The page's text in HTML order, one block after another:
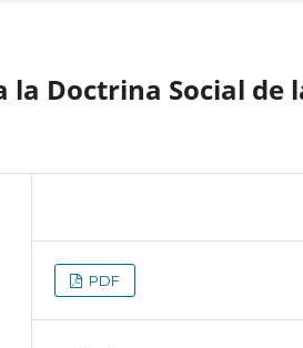
Doctrina Social de
PDF